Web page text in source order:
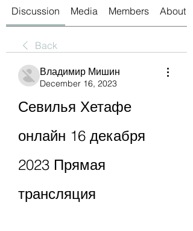
Discussion Media Members About
Back
Владимир Мишин
December 16, 2023
Севилья Хетафе
онлайн 16 декабря
2023 Прямая
трансляция